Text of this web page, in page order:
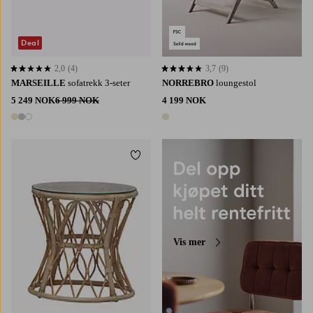
MARSEILLE sofatrekk 3-seter
5 249 NOK6 999 NOK
3 farger
2,0 basert på 4 karaktergivninger
2,0 (4)
Deal
NORREBRO loungestol
4 199 NOK
1 farge
3,7 basert på 9 karaktergivninger
3,7 (9)
Legg til favoritter
Vis mer